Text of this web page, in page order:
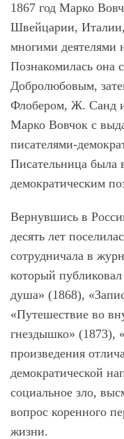
1867 год Марко
Швейцарии,
многими деятелями
Познакомилась она
Добролюбовым,
Флобером, Ж. Санд
Марко Вовчок с
писателями-
Писательница была
демократическим
Вернувшись в
десять лет
сотрудничала в
который
душа» (1868),
«Путешествие во
гнездышко» (1873),
произведения
демократической
социальное зло,
вопрос коренного
жизни.